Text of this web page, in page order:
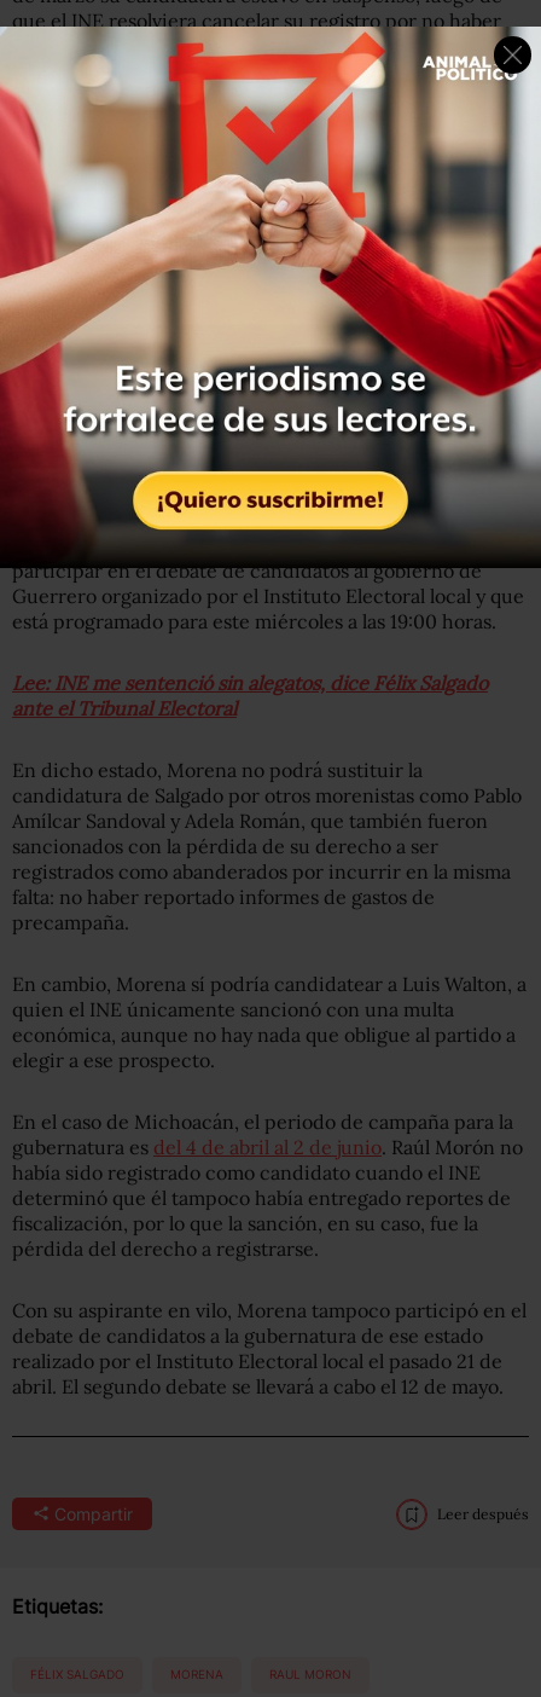
que el INE resolviera cancelar su registro por no haber
permitido la fiscalización de sus gastos de precampaña,
una falta considerada grave. A Morena le quedará apenas
un mes para buscar el voto en ese estado con un nuevo
candidato.
participar en el debate de candidatos al gobierno de
Guerrero organizado por el Instituto Electoral local y que
está programado para este miércoles a las 19:00 horas.
Lee: INE me sentenció sin alegatos, dice Félix Salgado
ante el Tribunal Electoral
En dicho estado, Morena no podrá sustituir la
candidatura de Salgado por otros morenistas como Pablo
Amílcar Sandoval y Adela Román, que también fueron
sancionados con la pérdida de su derecho a ser
registrados como abanderados por incurrir en la misma
falta: no haber reportado informes de gastos de
precampaña.
En cambio, Morena sí podría candidatear a Luis Walton, a
quien el INE únicamente sancionó con una multa
económica, aunque no hay nada que obligue al partido a
elegir a ese prospecto.
En el caso de Michoacán, el periodo de campaña para la
gubernatura es del 4 de abril al 2 de junio. Raúl Morón no
había sido registrado como candidato cuando el INE
determinó que él tampoco había entregado reportes de
fiscalización, por lo que la sanción, en su caso, fue la
pérdida del derecho a registrarse.
Con su aspirante en vilo, Morena tampoco participó en el
debate de candidatos a la gubernatura de ese estado
realizado por el Instituto Electoral local el pasado 21 de
abril. El segundo debate se llevará a cabo el 12 de mayo.
Compartir Leer después
Etiquetas:
FÉLIX SALGADO MORENA RAUL MORON